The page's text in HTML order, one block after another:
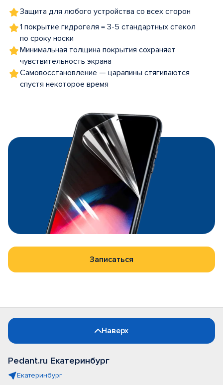
Защита для любого устройства со всех сторон
1 покрытие гидрогеля = 3-5 стандартных стекол
по сроку носки
Минимальная толщина покрытия сохраняет
чувствительность экрана
Самовосстановление — царапины стягиваются
спустя некоторое время
Записаться
Наверх
Pedant.ru Екатеринбург
Екатеринбург